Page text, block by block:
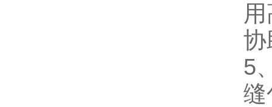
协
5
缝